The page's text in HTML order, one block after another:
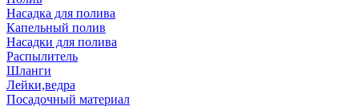
Насадка для полива
Капельный полив
Насадки для полива
Распылитель
Шланги
Лейки,ведра
Посадочный материал